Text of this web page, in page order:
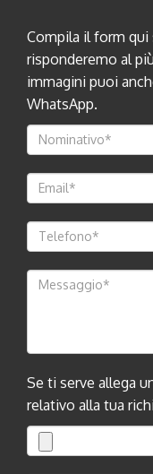
Compila il form
risponderemo al
immagini puoi
WhatsApp.
Se ti serve allega
relativo alla tua